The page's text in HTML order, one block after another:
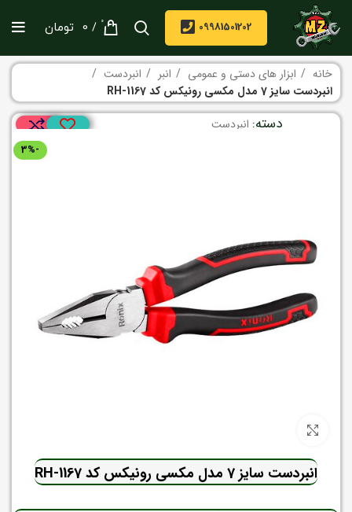
09981501202
0
/
0 تومان
خانه ابزار های دستی و عمومی انبر
انبردست
انبردست سایز 7 مدل مکسی رونیکس کد RH-1167
دسته: انبردست
-3%
انبردست سایز 7 مدل مکسی رونیکس کد RH-1167